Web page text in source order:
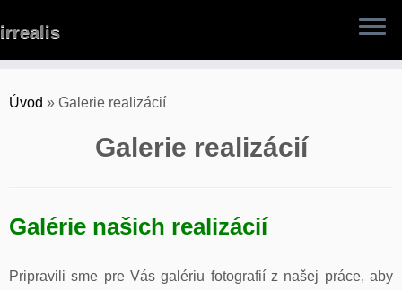
to
irrealis
Úvod » Galerie realizácií
Galerie realizácií
Galérie našich realizácií
Pripravili sme pre Vás galériu fotografií z našej práce, aby